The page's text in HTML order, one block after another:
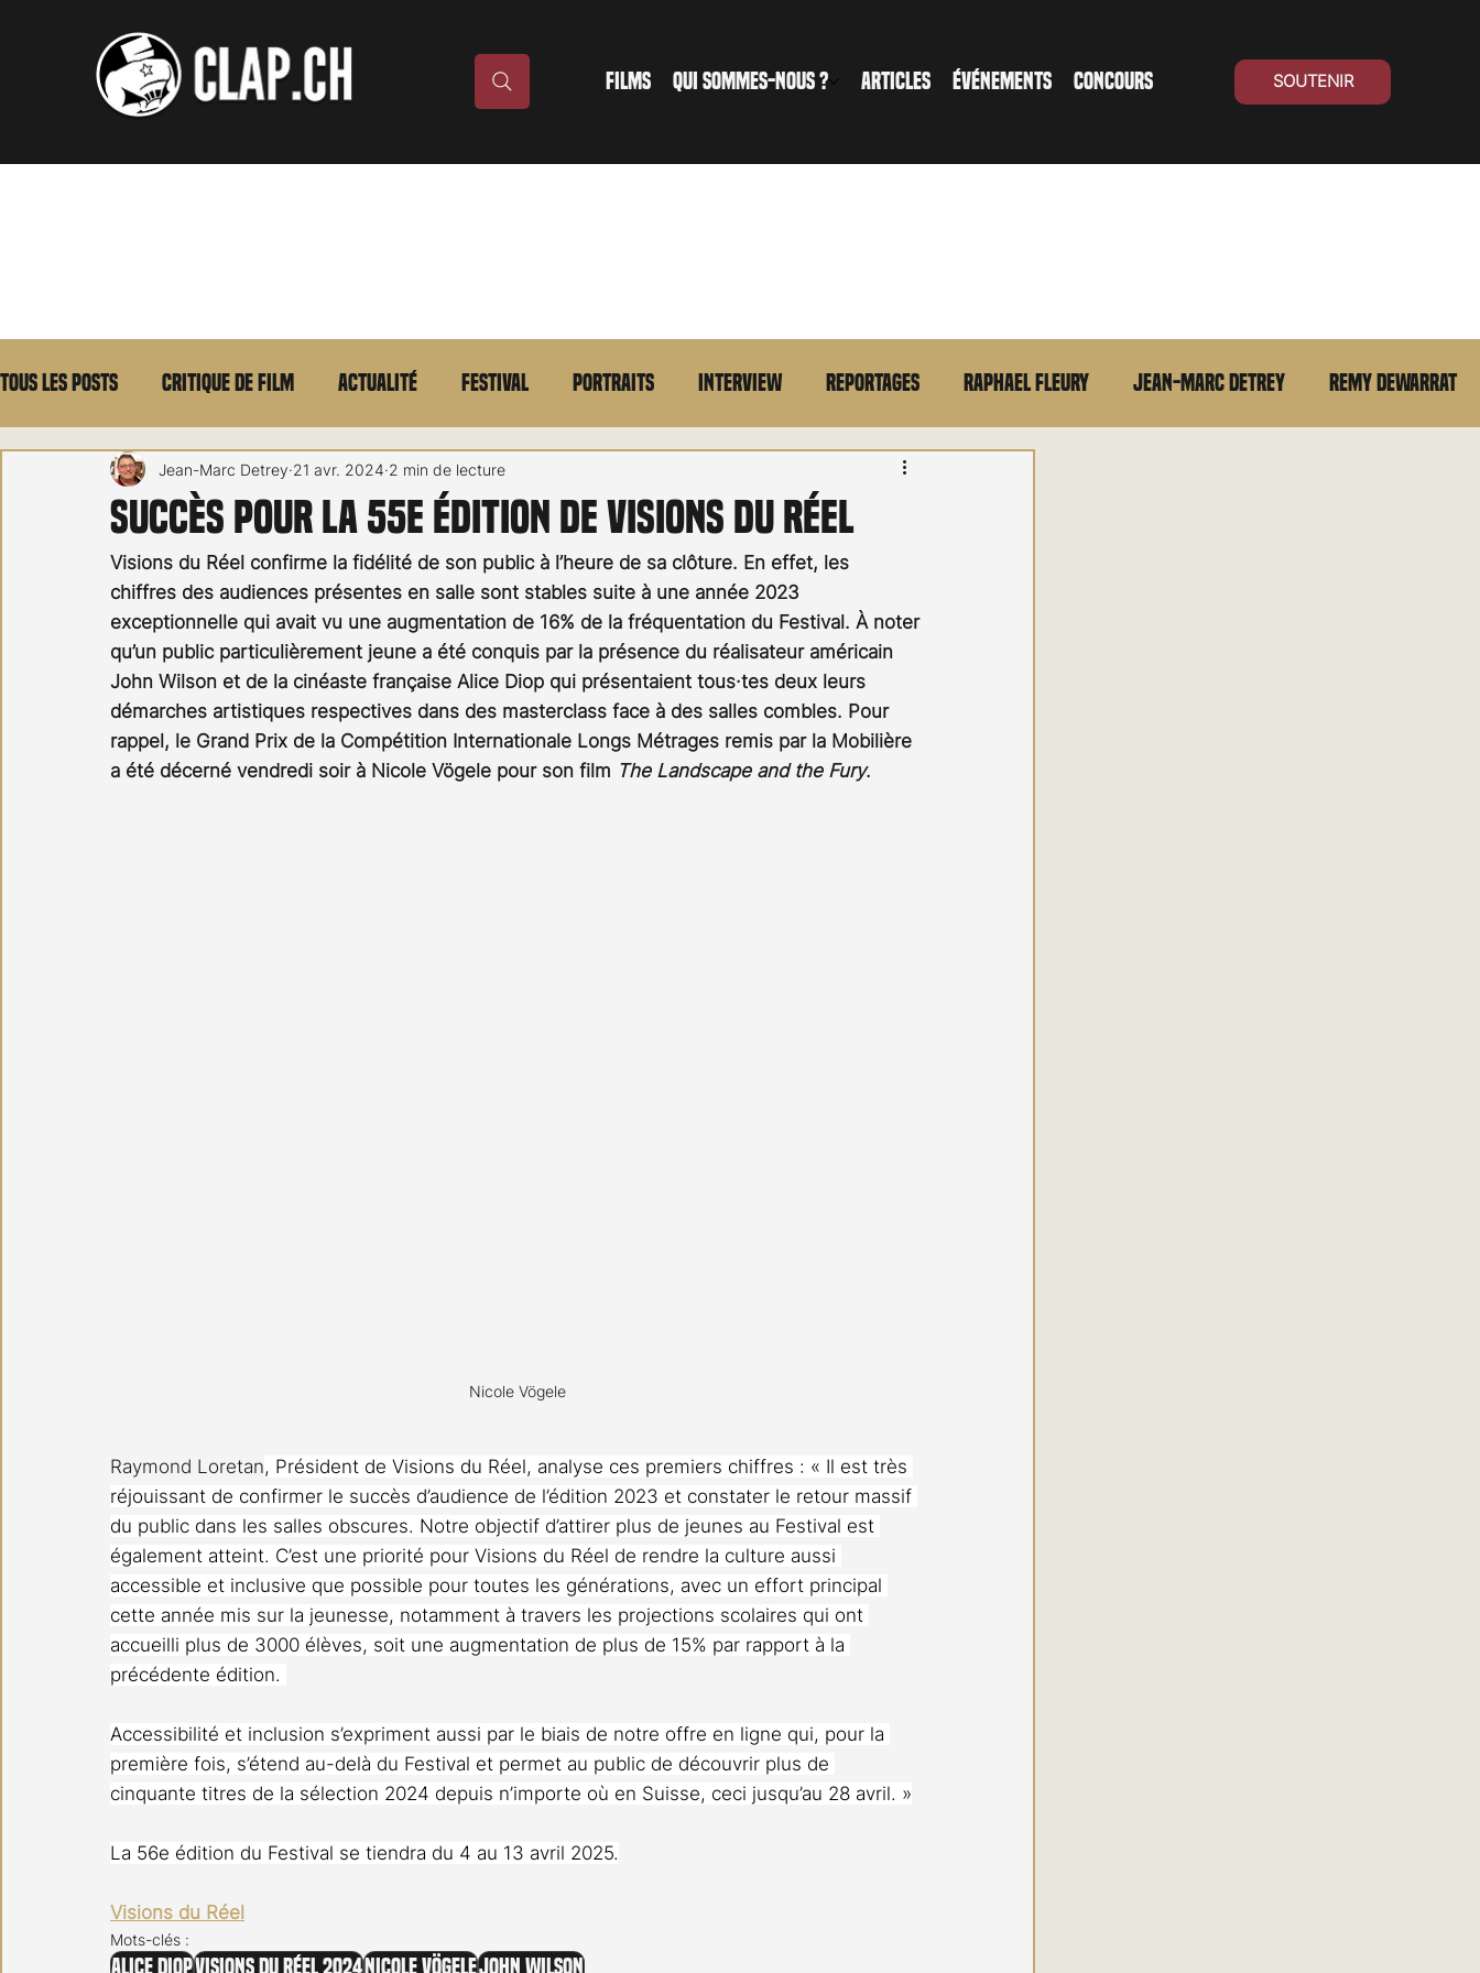
FILMS QUI SOMMES-NOUS ? ARTICLES ÉVÉNEMENTS CONCOURS SOUTENIR
Tous les posts Critique de film Actualité Festival Portraits Interview Reportages Raphael Fleury Jean-Marc Detrey Remy Dewarrat
Max Borg Laurent Scherlen Memento En bref
Carnet noir Open Air Série TV Stéfanie Rossier Streaming Stefanie Rossier
Succès pour la 55e édition de Visions du Réel
Jean-Marc Detrey 21 avr. 2024 2 min de lecture
Visions du Réel confirme la fidélité de son public à l’heure de sa clôture. En effet, les
chiffres des audiences présentes en salle sont stables suite à une année 2023
exceptionnelle qui avait vu une augmentation de 16% de la fréquentation du Festival. À noter
qu’un public particulièrement jeune a été conquis par la présence du réalisateur américain
John Wilson et de la cinéaste française Alice Diop qui présentaient tous·tes deux leurs
démarches artistiques respectives dans des masterclass face à des salles combles. Pour
rappel, le Grand Prix de la Compétition Internationale Longs Métrages remis par la Mobilière
a été décerné vendredi soir à Nicole Vögele pour son film The Landscape and the Fury.
Nicole Vögele
Raymond Loretan, Président de Visions du Réel, analyse ces premiers chiffres : « Il est très
réjouissant de confirmer le succès d’audience de l’édition 2023 et constater le retour massif
du public dans les salles obscures. Notre objectif d’attirer plus de jeunes au Festival est
également atteint. C’est une priorité pour Visions du Réel de rendre la culture aussi
accessible et inclusive que possible pour toutes les générations, avec un effort principal
cette année mis sur la jeunesse, notamment à travers les projections scolaires qui ont
accueilli plus de 3000 élèves, soit une augmentation de plus de 15% par rapport à la
précédente édition.
Accessibilité et inclusion s’expriment aussi par le biais de notre offre en ligne qui, pour la
première fois, s’étend au-delà du Festival et permet au public de découvrir plus de
cinquante titres de la sélection 2024 depuis n’importe où en Suisse, ceci jusqu’au 28 avril. »
La 56e édition du Festival se tiendra du 4 au 13 avril 2025.
Visions du Réel
Mots-clés :
Alice DiopVisions du Réel 2024Nicole VögeleJohn Wilson